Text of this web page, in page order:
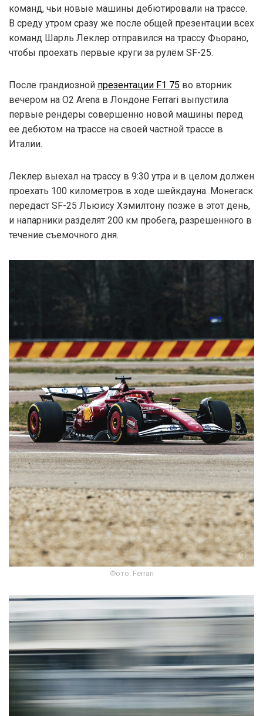
команд, чьи новые машины дебютировали на трассе.
В среду утром сразу же после общей презентации всех
команд Шарль Леклер отправился на трассу Фьорано,
чтобы проехать первые круги за рулём SF-25.
После грандиозной презентации F1 75 во вторник
вечером на O2 Arena в Лондоне Ferrari выпустила
первые рендеры совершенно новой машины перед
ее дебютом на трассе на своей частной трассе в
Италии.
Леклер выехал на трассу в 9:30 утра и в целом должен
проехать 100 километров в ходе шейкдауна. Монегаск
передаст SF-25 Льюису Хэмилтону позже в этот день,
и напарники разделят 200 км пробега, разрешенного в
течение съемочного дня.
Фото: Ferrari